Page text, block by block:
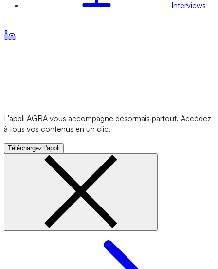
Interviews
L'appli AGRA vous accompagne désormais partout. Accédez
à tous vos contenus en un clic.
Téléchargez l'appli